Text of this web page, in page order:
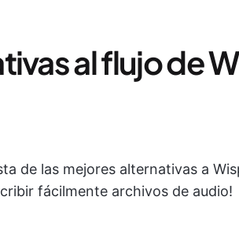
al flujo de
de las mejores alternativas a
fácilmente archivos de audio!